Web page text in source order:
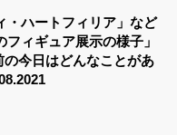
・ハートフィリア」など
フィギュア展示の様子」
の今日はどんなことがあ